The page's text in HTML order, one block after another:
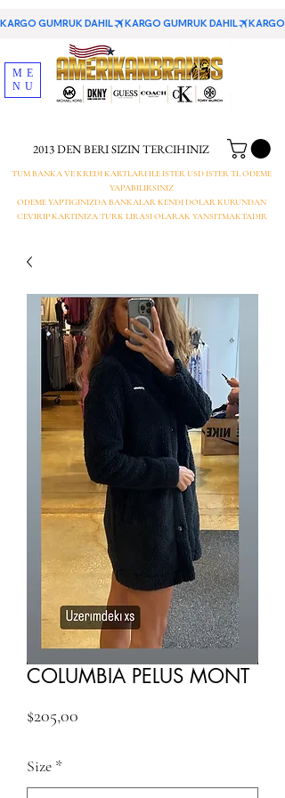
KARGO GUMRUK DAHIL
2013 DEN BERI SIZIN TERCIHINIZ
TUM BANKA VE KREDI KARTLARI ILE ISTER USD ISTER TL ODEME
YAPABILIRSINIZ
ODEME YAPTIGINIZDA BANKALAR KENDI DOLAR KURUNDAN
CEVIRIP KARTINIZA TURK LIRASI OLARAK YANSITMAKTADIR
ME
NU
COLUMBIA PELUS MONT
$205,00
Size *